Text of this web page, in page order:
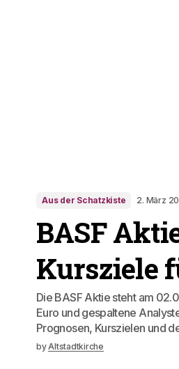
Aus der Schatzkiste 2. März
BASF
Kursziele
Die BASF Aktie steht am
Euro und gespaltene
Prognosen, Kurszielen und
byAltstadtkirche